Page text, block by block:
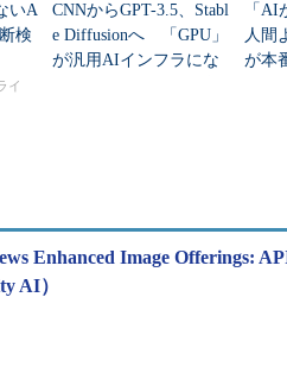
いA
検
イ
CNNからGPT-3.5、Stabl
e Diffusionへ 「GPU」
が汎用AIインフラにな
「
人間
が本
Enhanced Image Offerings:
AI）